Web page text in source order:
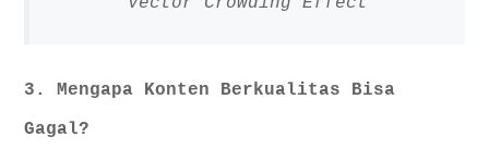
3. Mengapa Konten Berkualitas Bisa
Gagal?